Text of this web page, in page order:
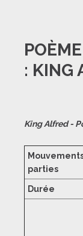
POÈME
: KING
King Alfred -
parties
Durée